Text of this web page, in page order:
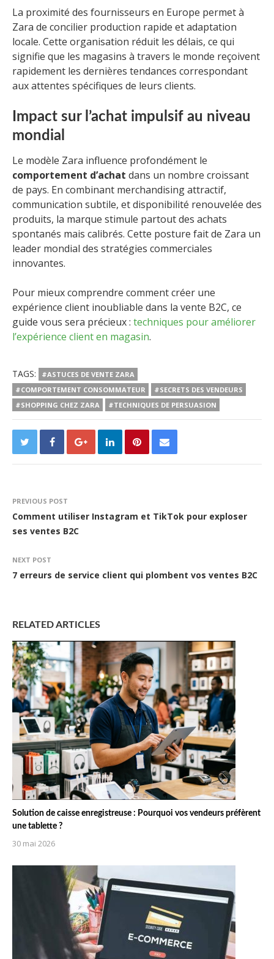
La proximité des fournisseurs en Europe permet à
Zara de concilier production rapide et adaptation
locale. Cette organisation réduit les délais, ce qui
signifie que les magasins à travers le monde reçoivent
rapidement les dernières tendances correspondant
aux attentes spécifiques de leurs clients.
Impact sur l’achat impulsif au niveau
mondial
Le modèle Zara influence profondément le
comportement d’achat dans un nombre croissant
de pays. En combinant merchandising attractif,
communication subtile, et disponibilité renouvelée des
produits, la marque stimule partout des achats
spontanés mais calibrés. Cette posture fait de Zara un
leader mondial des stratégies commerciales
innovantes.
Pour mieux comprendre comment créer une
expérience client inoubliable dans la vente B2C, ce
guide vous sera précieux : techniques pour améliorer
l’expérience client en magasin.
TAGS:
#ASTUCES DE VENTE ZARA
#COMPORTEMENT CONSOMMATEUR
#SECRETS DES VENDEURS
#SHOPPING CHEZ ZARA
#TECHNIQUES DE PERSUASION
PREVIOUS POST
Comment utiliser Instagram et TikTok pour exploser
ses ventes B2C
NEXT POST
7 erreurs de service client qui plombent vos ventes B2C
RELATED ARTICLES
Solution de caisse enregistreuse : Pourquoi vos vendeurs préfèrent
une tablette ?
30 mai 2026